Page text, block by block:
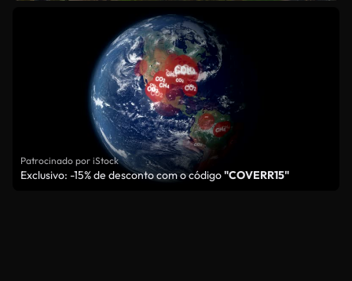
Patrocinado por iStock
Exclusivo: -15% de desconto com o código"COVERR15"